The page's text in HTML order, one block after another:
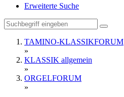
Erweiterte Suche
TAMINO-KLASSIKFORUM
»
KLASSIK allgemein
»
ORGELFORUM
»